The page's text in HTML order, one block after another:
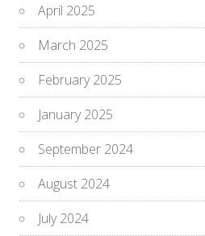
April 2025
March 2025
February 2025
January 2025
September 2024
August 2024
July 2024